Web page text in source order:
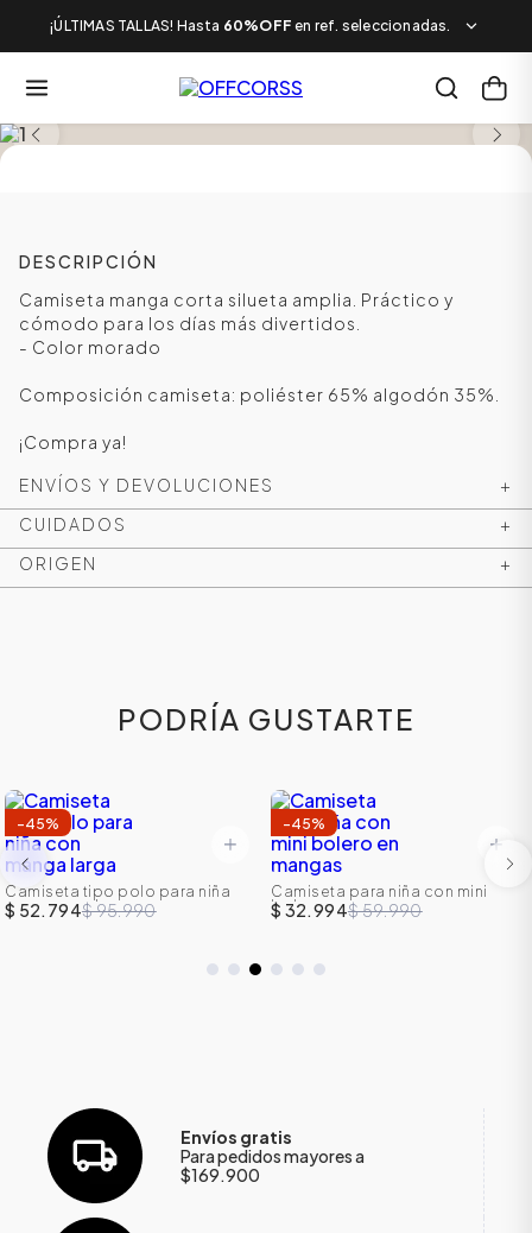
¡ÚLTIMAS TALLAS! Hasta 60%OFF en ref. seleccionadas.
DESCRIPCIÓN
Camiseta manga corta silueta amplia. Práctico y
cómodo para los días más divertidos.
- Color morado
Composición camiseta: poliéster 65% algodón 35%.
¡Compra ya!
ENVÍOS Y DEVOLUCIONES
+
CUIDADOS
+
ORIGEN
+
PODRÍA GUSTARTE
-45%
Camiseta tipo polo para niña
con manga larga
$ 52.794$ 95.990
-45%
Camiseta para niña con mini
bolero en mangas
$ 32.994$ 59.990
Envíos gratis
Para pedidos mayores a
$169.900